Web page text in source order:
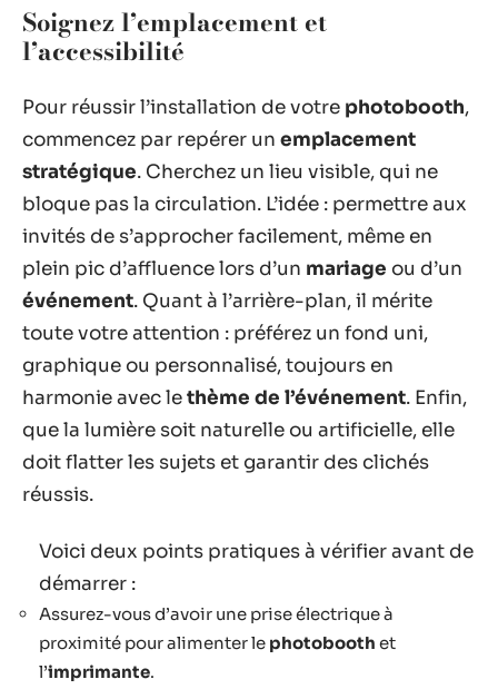
Soignez l’emplacement et
l’accessibilité
Pour réussir l’installation de votre photobooth,
commencez par repérer un emplacement
stratégique. Cherchez un lieu visible, qui ne
bloque pas la circulation. L’idée : permettre aux
invités de s’approcher facilement, même en
plein pic d’affluence lors d’un mariage ou d’un
événement. Quant à l’arrière-plan, il mérite
toute votre attention : préférez un fond uni,
graphique ou personnalisé, toujours en
harmonie avec lethème de l’événement. Enfin,
que la lumière soit naturelle ou artificielle, elle
doit flatter les sujets et garantir des clichés
réussis.
Voici deux points pratiques à vérifier avant de
démarrer :
Assurez-vous d’avoir une prise électrique à
proximité pour alimenter le photobooth et
l’imprimante.